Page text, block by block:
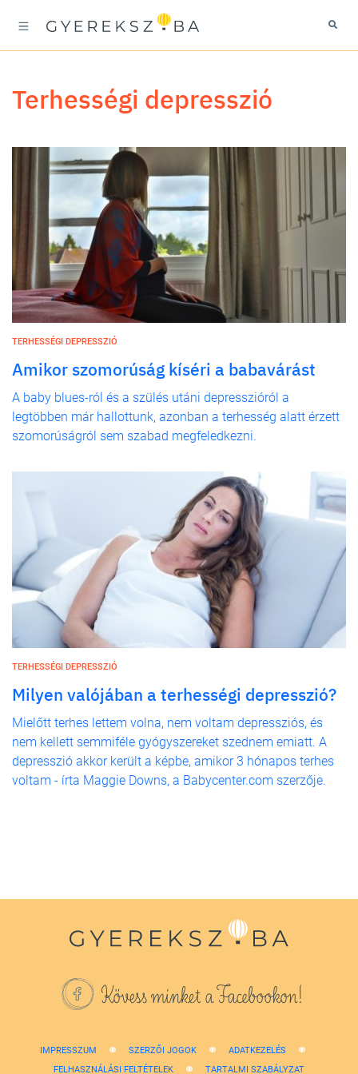
terhességi depresszió
TERHESSÉGI DEPRESSZIÓ
Amikor szomorúság kíséri a babavárást
A baby blues-ról és a szülés utáni depresszióról a
legtöbben már hallottunk, azonban a terhesség alatt érzett
szomorúságról sem szabad megfeledkezni.
TERHESSÉGI DEPRESSZIÓ
Milyen valójában a terhességi depresszió?
Mielőtt terhes lettem volna, nem voltam depressziós, és
nem kellett semmiféle gyógyszereket szednem emiatt. A
depresszió akkor került a képbe, amikor 3 hónapos terhes
voltam - írta Maggie Downs, a Babycenter.com szerzője.
Kövess minket a Facebookon!
IMPRESSZUM SZERZŐI JOGOK
ADATKEZELÉS
FELHASZNÁLÁSI FELTÉTELEK
TARTALMI SZABÁLYZAT